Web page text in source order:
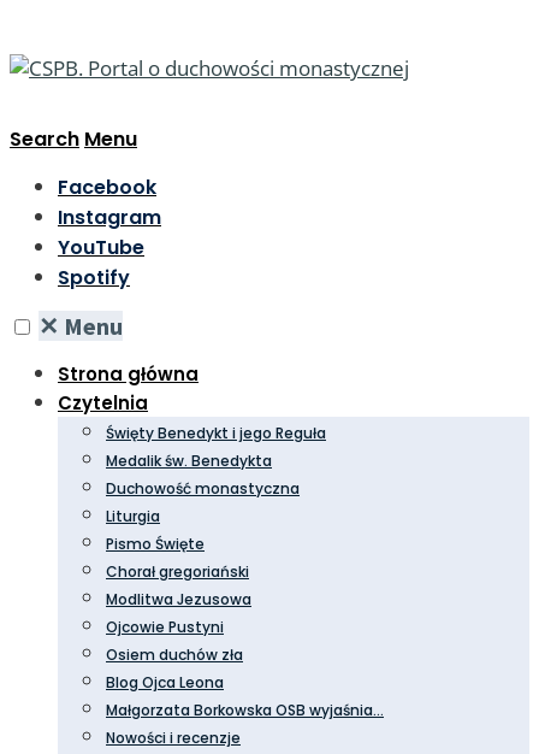
Search Menu
Facebook
Instagram
YouTube
Spotify
✕ Menu
Strona główna
Czytelnia
Święty Benedykt i jego Reguła
Medalik św. Benedykta
Duchowość monastyczna
Liturgia
Pismo Święte
Chorał gregoriański
Modlitwa Jezusowa
Ojcowie Pustyni
Osiem duchów zła
Blog Ojca Leona
Małgorzata Borkowska OSB wyjaśnia…
Nowości i recenzje